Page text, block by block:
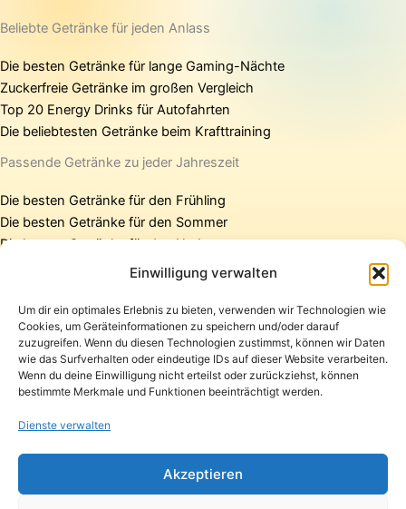
Einwilligung verwalten
Um dir ein optimales Erlebnis zu bieten, verwenden wir Technologien wie
Cookies, um Geräteinformationen zu speichern und/oder darauf
zuzugreifen. Wenn du diesen Technologien zustimmst, können wir Daten
wie das Surfverhalten oder eindeutige IDs auf dieser Website verarbeiten.
Wenn du deine Einwilligung nicht erteilst oder zurückziehst, können
bestimmte Merkmale und Funktionen beeinträchtigt werden.
Dienste verwalten
Akzeptieren
Beliebte Getränke für jeden Anlass
Die besten Getränke für lange Gaming-Nächte
Zuckerfreie Getränke im großen Vergleich
Top 20 Energy Drinks für Autofahrten
Die beliebtesten Getränke beim Krafttraining
Passende Getränke zu jeder Jahreszeit
Die besten Getränke für den Frühling
Die besten Getränke für den Sommer
Die besten Getränke für den Herbst
Die besten Getränke für den Winter
Startseite
Presse
Kontakt / Support
Datenschutzerklärung
Copyright © 2026 Pfandpirat | Präsentiert vonZimmermanns
Internet & PR-Beratung